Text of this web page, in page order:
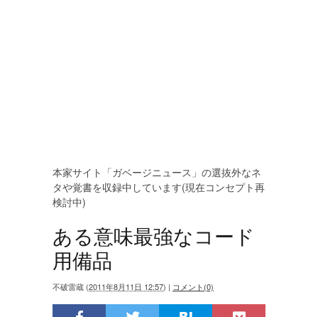
本家サイト「ガベージニュース」の選抜外なネ
タや覚書を収録中しています(現在コンセプト再
検討中)
ある意味最強なコード
用備品
不破雷蔵 (2011年8月11日 12:57) | コメント(0)